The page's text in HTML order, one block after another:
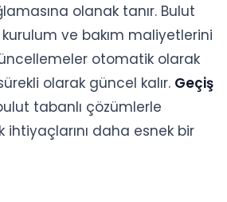
olanak tanır. Bulut
ve bakım maliyetlerini
otomatik olarak
olarak güncel kalır. Geçiş
tabanlı çözümlerle
ihtiyaçlarını daha esnek bir